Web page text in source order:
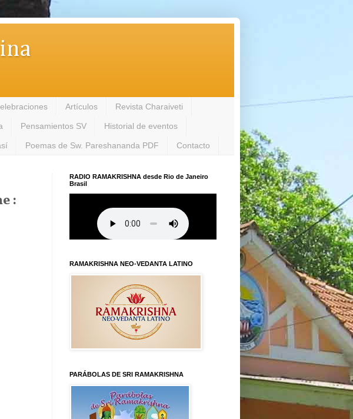
Artículos Revista Charaiveti
Pensamientos SV Historial de eventos
Poemas de Sw. Pareshananda PDF Contacto
:
RADIO RAMAKRISHNA desde Rio de Janeiro
Brasil
RAMAKRISHNA NEO-VEDANTA LATINO
PARÁBOLAS DE SRI RAMAKRISHNA